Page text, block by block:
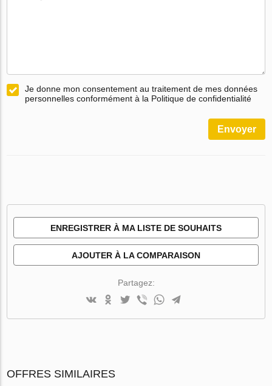
Je donne mon consentement au traitement de mes données
personnelles conformément à la Politique de confidentialité
Envoyer
ENREGISTRER À MA LISTE DE SOUHAITS
AJOUTER À LA COMPARAISON
Partagez:
OFFRES SIMILAIRES